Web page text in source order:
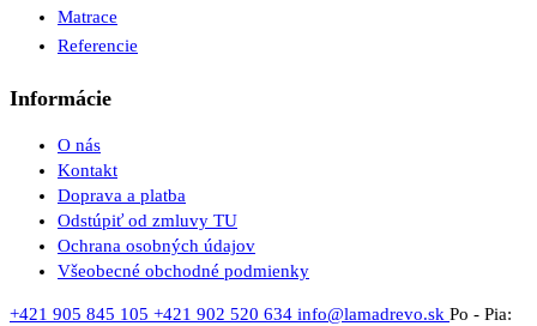
Matrace
Referencie
Informácie
O nás
Kontakt
Doprava a platba
Odstúpiť od zmluvy TU
Ochrana osobných údajov
Všeobecné obchodné podmienky
+421 905 845 105 +421 902 520 634 info@lamadrevo.sk Po - Pia: